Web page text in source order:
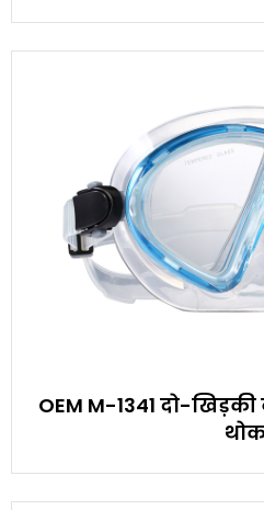
OEM M-1341 दो-